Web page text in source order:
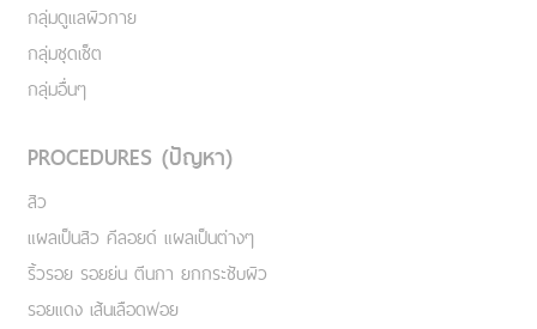
กลุ่มดูแลผิวกาย
กลุ่มชุดเซ็ต
กลุ่มอื่นๆ
PROCEDURES (ปัญหา)
สิว
แผลเป็นสิว คีลอยด์ แผลเป็นต่างๆ
ริ้วรอย รอยย่น ตีนกา ยกกระชับผิว
รอยแดง เส้นเลือดฟอย